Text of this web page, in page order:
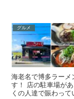
グルメ
海老名で博多ラー
す！ 店の駐車場があり、高速道路からもアクセスしやすく、連日多
くの人達で賑わっています。 一方、海老名駅